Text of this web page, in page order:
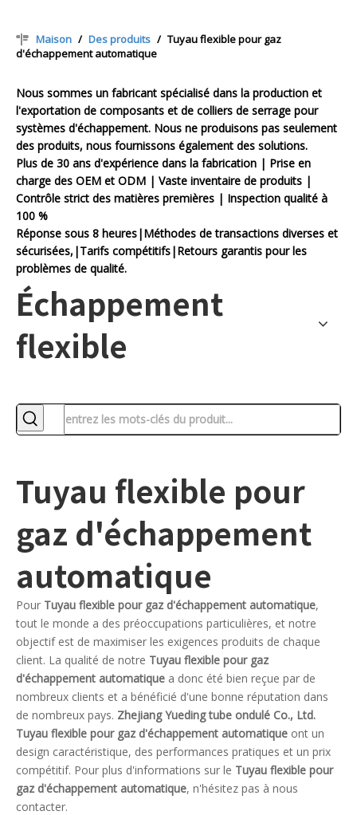
Maison / Des produits / Tuyau flexible pour gaz
d'échappement automatique
Nous sommes un fabricant spécialisé dans la production et
l'exportation de composants et de colliers de serrage pour
systèmes d'échappement. Nous ne produisons pas seulement
des produits, nous fournissons également des solutions.
Plus de 30 ans d'expérience dans la fabrication | Prise en
charge des OEM et ODM | Vaste inventaire de produits |
Contrôle strict des matières premières | Inspection qualité à
100 %
Réponse sous 8 heures|Méthodes de transactions diverses et
sécurisées,|Tarifs compétitifs|Retours garantis pour les
problèmes de qualité.
Échappement
flexible
Tuyau flexible pour
gaz d'échappement
automatique
Pour Tuyau flexible pour gaz d'échappement automatique,
tout le monde a des préoccupations particulières, et notre
objectif est de maximiser les exigences produits de chaque
client. La qualité de notre Tuyau flexible pour gaz
d'échappement automatique a donc été bien reçue par de
nombreux clients et a bénéficié d'une bonne réputation dans
de nombreux pays. Zhejiang Yueding tube ondulé Co., Ltd.
Tuyau flexible pour gaz d'échappement automatique ont un
design caractéristique, des performances pratiques et un prix
compétitif. Pour plus d'informations sur le Tuyau flexible pour
gaz d'échappement automatique, n'hésitez pas à nous
contacter.